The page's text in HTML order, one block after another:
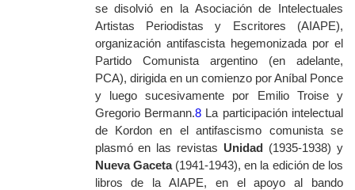
se disolvió en la Asociación de Intelectuales
Artistas Periodistas y Escritores (AIAPE),
organización antifascista hegemonizada por el
Partido Comunista argentino (en adelante,
PCA), dirigida en un comienzo por Aníbal Ponce
y luego sucesivamente por Emilio Troise y
Gregorio Bermann.8La participación intelectual
de Kordon en el antifascismo comunista se
plasmó en las revistas Unidad (1935-1938) y
Nueva Gaceta (1941-1943), en la edición de los
libros de la AIAPE, en el apoyo al bando